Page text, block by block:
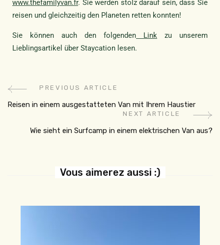
www.thefamilyvan.fr. Sie werden stolz darauf sein, dass Sie
reisen und gleichzeitig den Planeten retten konnten!
Sie können auch den folgenden Link zu unserem
Lieblingsartikel über Staycation lesen.
PREVIOUS ARTICLE
Reisen in einem ausgestatteten Van mit Ihrem Haustier
NEXT ARTICLE
Wie sieht ein Surfcamp in einem elektrischen Van aus?
Vous aimerez aussi :)